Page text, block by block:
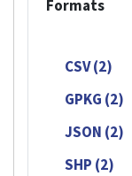
Formats
CSV (2)
GPKG (2)
JSON (2)
SHP (2)